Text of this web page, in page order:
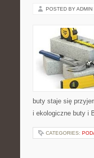
POSTED BY ADMIN
buty staje się
i ekologiczne buty i
CATEGORIES: